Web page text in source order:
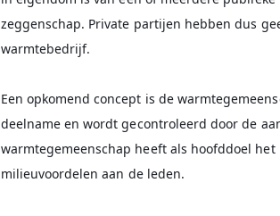
zeggenschap. Private partijen hebben dus
warmtebedrijf.
Een opkomend concept is de
deelname en wordt gecontroleerd door de
warmtegemeenschap heeft als hoofddoel
milieuvoordelen aan de leden.